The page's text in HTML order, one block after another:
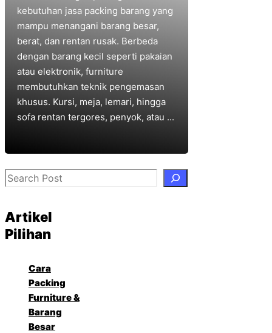
kebutuhan jasa packing barang yang
mampu menangani barang besar,
berat, dan rentan rusak. Berbeda
dengan barang kecil seperti pakaian
atau elektronik, furniture
membutuhkan teknik pengemasan
khusus. Kursi, meja, lemari, hingga
sofa rentan tergores, penyok, atau ...
Search
Artikel
Pilihan
Cara
Packing
Furniture &
Barang
Besar